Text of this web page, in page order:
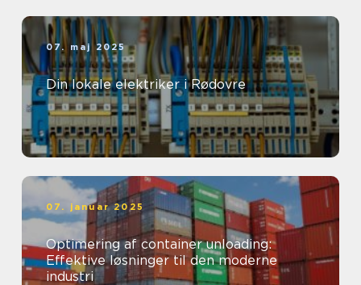
07. maj 2025
Din lokale elektriker i Rødovre
07. januar 2025
Optimering af container unloading:
Effektive løsninger til den moderne
industri